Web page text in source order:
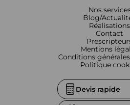
Devis rapide
Nos
Blog/
Réalisations
Contact
Mentions
Conditions
Politique